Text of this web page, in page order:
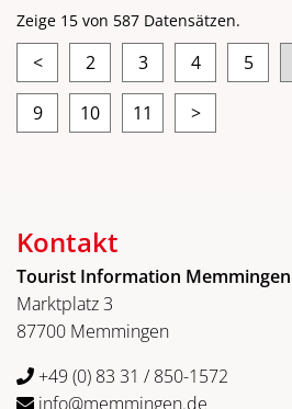
Zeige 15 von 587 Datensätzen.
< 2 3 4 5
9 10 11 >
Kontakt
Tourist Information Memmingen
Marktplatz 3
87700 Memmingen
+49 (0) 83 31 / 850-1572
info@memmingen.de